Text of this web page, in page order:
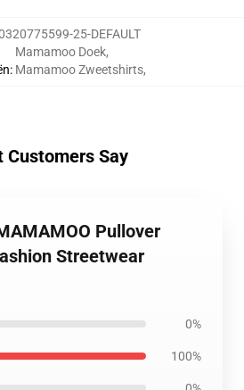
25-DEFAULT
:
Mamamoo Doek,
Mamamoo Zweetshirts,
Customers Say
Pullover
Streetwear
0%
100%